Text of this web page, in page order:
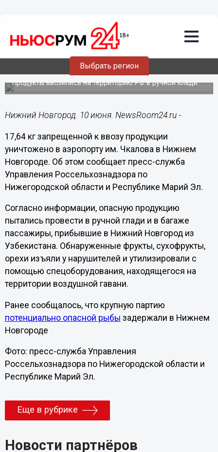
Выбрать регион
Запрещенную продукцию из
Узбекистана пытались ввезти в
Нижний Новгород
Продукты ввозились на территорию РФ в ручной клади.
Нижний Новгород. 10 июня. NewsRoom24.ru -
17,64 кг запрещенной к ввозу продукции
уничтожено в аэропорту им. Чкалова в Нижнем
Новгороде. Об этом сообщает пресс-служба
Управления Россельхознадзора по
Нижегородской области и Республике Марий Эл.
Согласно информации, опасную продукцию
пытались провести в ручной глади и в багаже
пассажиры, прибывшие в Нижний Новгород из
Узбекистана. Обнаруженные фрукты, сухофрукты,
орехи изъяли у нарушителей и утилизировали с
помощью спецоборудования, находящегося на
территории воздушной гавани.
Ранее сообщалось, что крупную партию
потенциально опасной рыбы задержали в Нижнем
Новгороде
Фото: пресс-служба Управления
Россельхознадзора по Нижегородской области и
Республике Марий Эл.
Еще в рубрике
Новости партнёров